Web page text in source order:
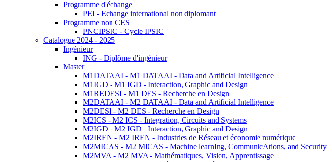
Programme d'échange
PEI - Echange international non diplomant
Programme non CES
PNCIPSIC - Cycle IPSIC
Catalogue 2024 - 2025
Ingénieur
ING - Diplôme d'ingénieur
Master
M1DATAAI - M1 DATAAI - Data and Artificial Intelligence
M1IGD - M1 IGD - Interaction, Graphic and Design
M1REDESI - M1 DES - Recherche en Design
M2DATAAI - M2 DATAAI - Data and Artificial Intelligence
M2DESI - M2 DES - Recherche en Design
M2ICS - M2 ICS - Integration, Circuits and Systems
M2IGD - M2 IGD - Interaction, Graphic and Design
M2IREN - M2 IREN - Industries de Réseau et économie numérique
M2MICAS - M2 MICAS - Machine learnIng, CommunicAtions, and Security
M2MVA - M2 MVA - Mathématiques, Vision, Apprentissage